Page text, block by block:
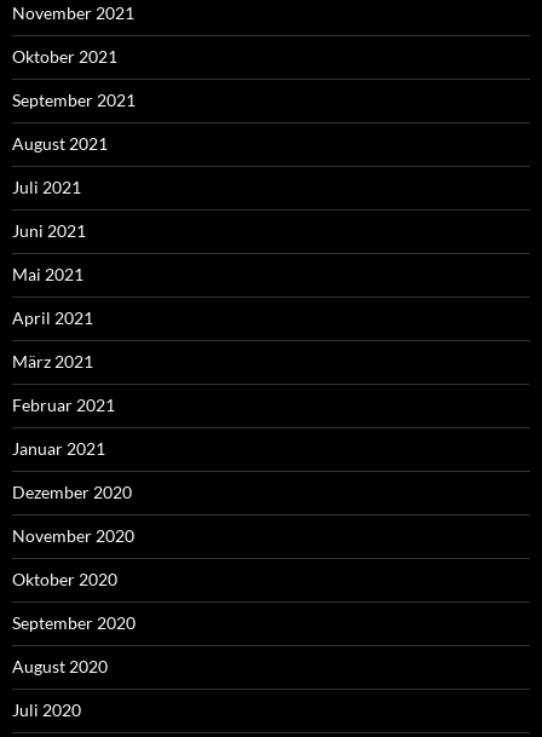
November 2021
Oktober 2021
September 2021
August 2021
Juli 2021
Juni 2021
Mai 2021
April 2021
März 2021
Februar 2021
Januar 2021
Dezember 2020
November 2020
Oktober 2020
September 2020
August 2020
Juli 2020